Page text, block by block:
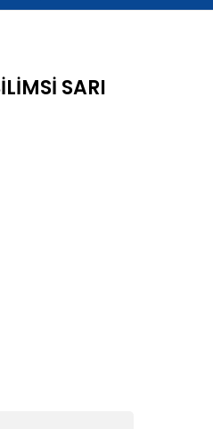
SARI